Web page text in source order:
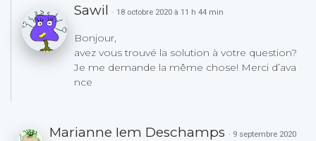
Sawil · 18 octobre 2020 à 11 h 44 min
Bonjour,
avez vous trouvé la solution à votre question?
Je me demande la même chose! Merci d’ava
nce
Marianne Iem Deschamps · 9 septembre 2020